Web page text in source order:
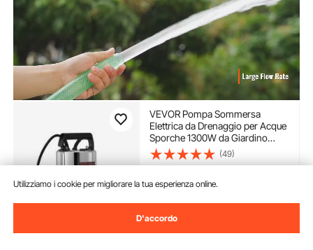
VEVOR Pompa Sommersa
Elettrica da Drenaggio per Acque
Sporche 1300W da Giardino
Laghi Pozzo, Elettropompa a
Immersione per Drenaggio di
1300W per Piscina Giardino
(49)
96
Disponibile
Consegna:
Ago. 11
Utilizziamo i cookie per migliorare la tua esperienza online.
D'accordo